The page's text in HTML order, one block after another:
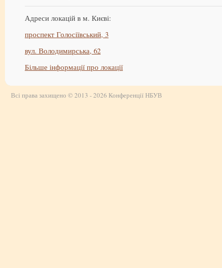
Адреси локацій в м. Києві:
проспект Голосіївський, 3
вул. Володимирська, 62
Більше інформації про локації
Всі права захищено © 2013 - 2026 Конференції НБУВ